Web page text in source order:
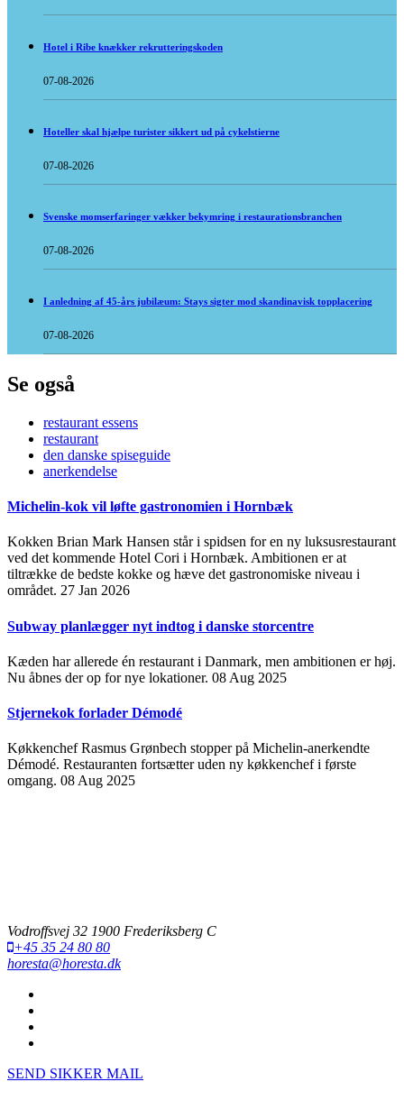
Hotel i Ribe knækker rekrutteringskoden
07-08-2026
Hoteller skal hjælpe turister sikkert ud på cykelstierne
07-08-2026
Svenske momserfaringer vækker bekymring i restaurationsbranchen
07-08-2026
I anledning af 45-års jubilæum: Stays sigter mod skandinavisk topplacering
07-08-2026
Se også
restaurant essens
restaurant
den danske spiseguide
anerkendelse
Michelin-kok vil løfte gastronomien i Hornbæk
Kokken Brian Mark Hansen står i spidsen for en ny luksusrestaurant
ved det kommende Hotel Cori i Hornbæk. Ambitionen er at
tiltrække de bedste kokke og hæve det gastronomiske niveau i
området. 27 Jan 2026
Subway planlægger nyt indtog i danske storcentre
Kæden har allerede én restaurant i Danmark, men ambitionen er høj.
Nu åbnes der op for nye lokationer. 08 Aug 2025
Stjernekok forlader Démodé
Køkkenchef Rasmus Grønbech stopper på Michelin-anerkendte
Démodé. Restauranten fortsætter uden ny køkkenchef i første
omgang. 08 Aug 2025
Vodroffsvej 32 1900 Frederiksberg C
+45 35 24 80 80
horesta@horesta.dk
SEND SIKKER MAIL